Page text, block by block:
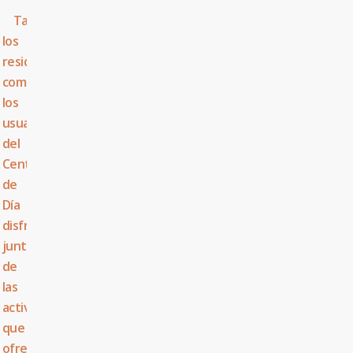
Tanto
los
residentes
como
los
usuarios
del
Centro
de
Día
disfrutan
juntos
de
las
actividades
que
ofrecemos